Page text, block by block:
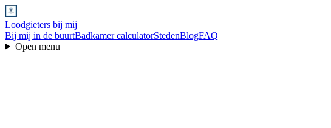
Loodgieters bij mij
Bij mij in de buurtBadkamer calculatorStedenBlogFAQ
Open menu